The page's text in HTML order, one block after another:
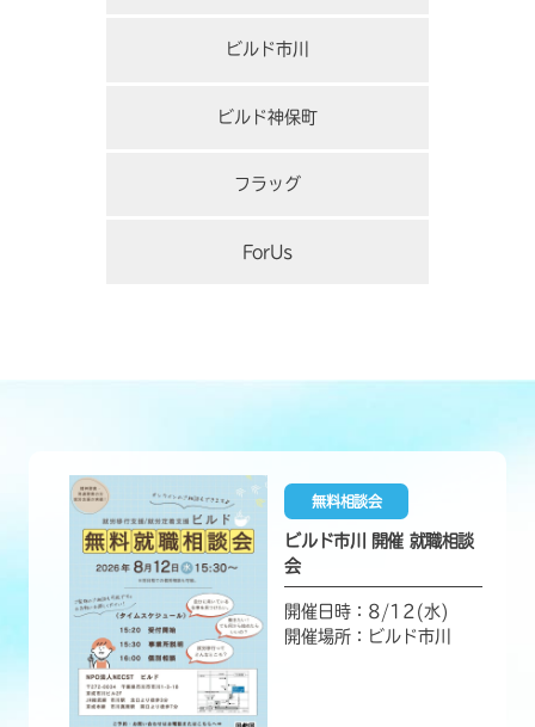
ビルド市川
ビルド神保町
フラッグ
ForUs
無料相談会
ビルド市川 開催 就職相談
会
開催日時：8/12(水)
開催場所：ビルド市川